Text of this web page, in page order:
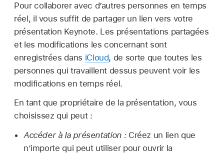
Pour collaborer avec d’autres personnes en temps
réel, il vous suffit de partager un lien vers votre
présentation Keynote. Les présentations partagées
et les modifications les concernant sont
enregistrées dans iCloud, de sorte que toutes les
personnes qui travaillent dessus peuvent voir les
modifications en temps réel.
En tant que propriétaire de la présentation, vous
choisissez qui peut :
Accéder à la présentation : Créez un lien que
n’importe qui peut utiliser pour ouvrir la